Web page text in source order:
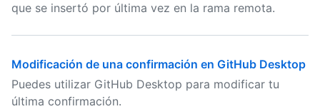
que se insertó por última vez en la rama remota.
Modificación de una confirmación en GitHub Desktop
Puedes utilizar GitHub Desktop para modificar tu
última confirmación.